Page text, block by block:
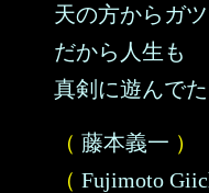
天の方からガツ
だから人生も
真剣に遊んで
（ 藤本義一 ）
（ Fujimoto